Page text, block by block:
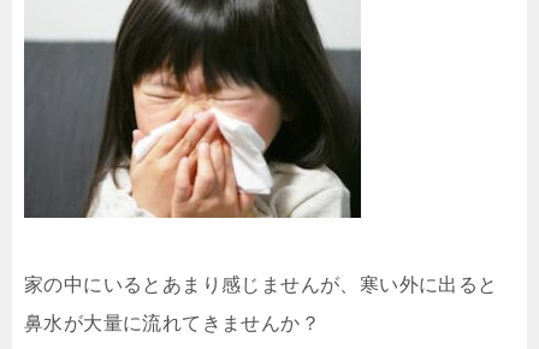
家の中にいるとあまり感じませんが、寒い外に出ると
鼻水が大量に流れてきませんか？